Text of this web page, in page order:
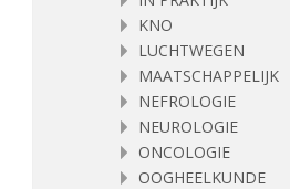
KNO
LUCHTWEGEN
MAATSCHAPPELIJK
NEFROLOGIE
NEUROLOGIE
ONCOLOGIE
OOGHEELKUNDE